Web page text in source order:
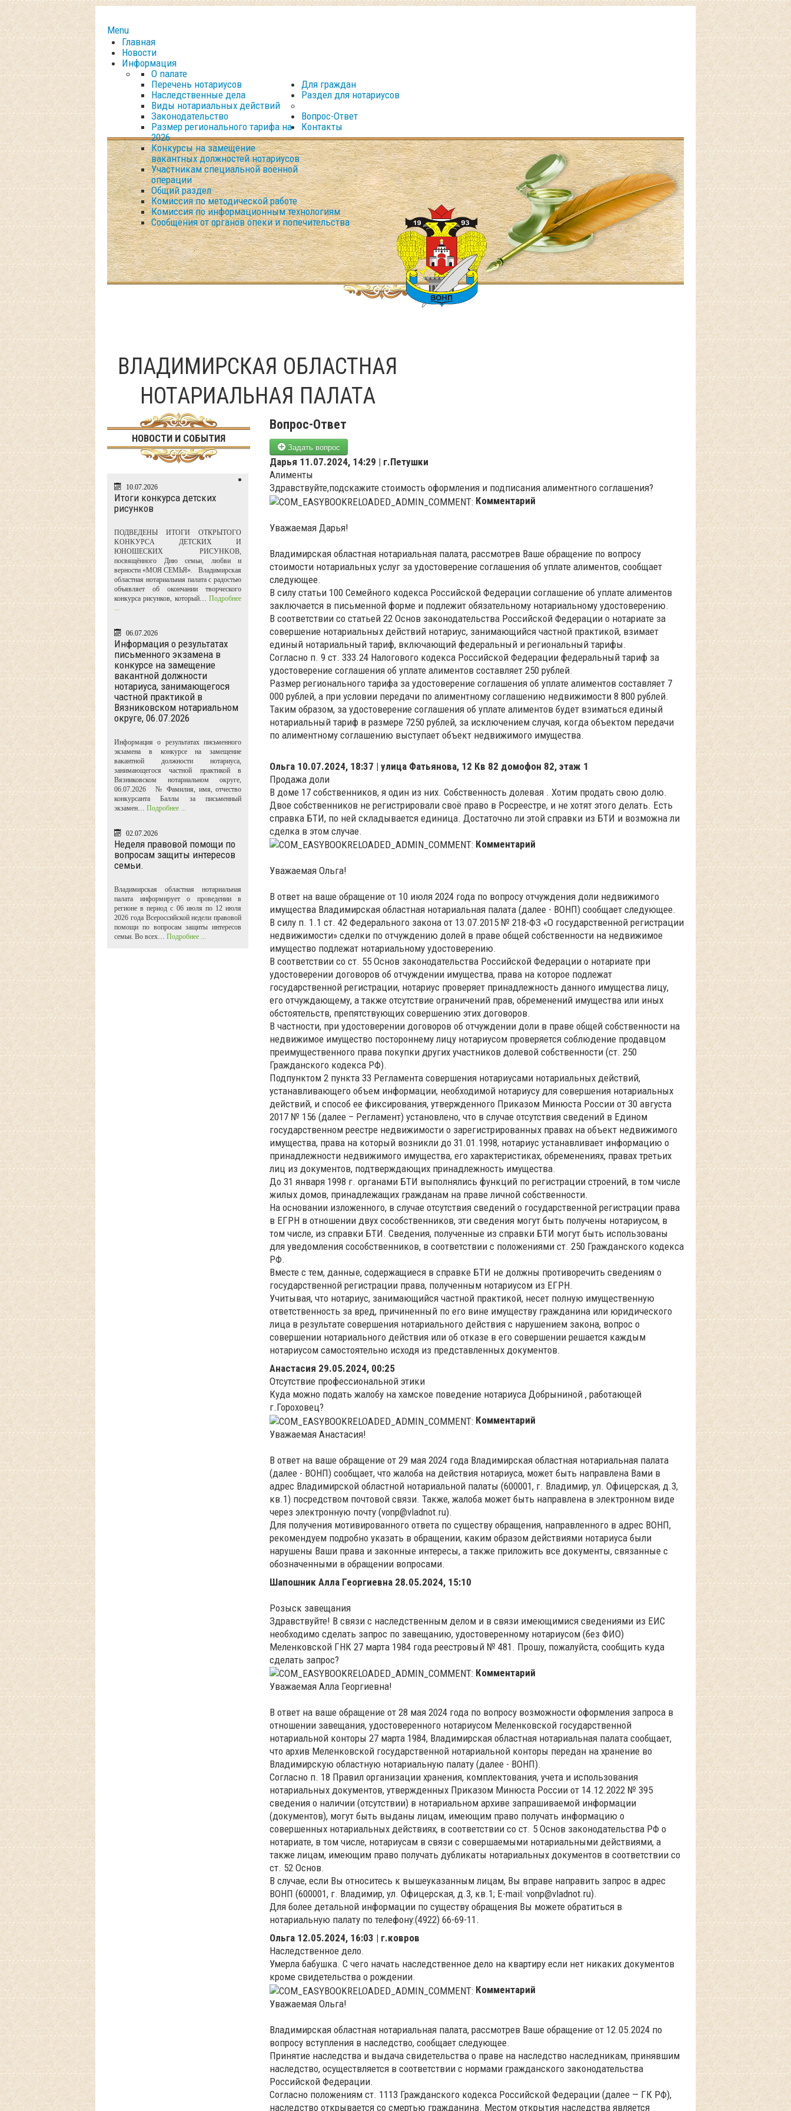
Menu
Главная
Новости
Информация
О палате
Перечень нотариусов
Наследственные дела
Виды нотариальных действий
Законодательство
Размер регионального тарифа на
2026
Конкурсы на замещение
вакантных должностей нотариусов
Участникам специальной военной
операции
Для граждан
Раздел для нотариусов
Общий раздел
Комиссия по методической работе
Комиссия по информационным технологиям
Сообщения от органов опеки и попечительства
Вопрос-Ответ
Контакты
ВЛАДИМИРСКАЯ ОБЛАСТНАЯ
НОТАРИАЛЬНАЯ ПАЛАТА
НОВОСТИ И СОБЫТИЯ
10.07.2026
Итоги конкурса детских
рисунков
ПОДВЕДЕНЫ ИТОГИ ОТКРЫТОГО
KOHKУPCA ДЕТСКИХ И
ЮНОШЕСКИХ PИCУHKOB,
посвящённого Дню семьи, любви и
верности «МОЯ СЕМЬЯ». Владимирская
областная нотариальная палата с радостью
объявляет об окончании творческого
конкурса рисунков, который… Подробнее
...
06.07.2026
Информация о результатах
письменного экзамена в
конкурсе на замещение
вакантной должности
нотариуса, занимающегося
частной практикой в
Вязниковском нотариальном
округе, 06.07.2026
Информация о результатах письменного
экзамена в конкурсе на замещение
вакантной должности нотариуса,
занимающегося частной практикой в
Вязниковском нотариальном округе,
06.07.2026 № Фамилия, имя, отчество
конкурсанта Баллы за письменный
экзамен… Подробнее ...
02.07.2026
Неделя правовой помощи по
вопросам защиты интересов
семьи.
Владимирская областная нотариальная
палата информирует о проведении в
регионе в период с 06 июля по 12 июля
2026 года Всероссийской недели правовой
помощи по вопросам защиты интересов
семьи. Во всех… Подробнее ...
Вопрос-Ответ
Задать вопрос
Дарья 11.07.2024, 14:29 | г.Петушки
Алименты
Здравствуйте,подскажите стоимость оформления и подписания алиментного соглашения?
Комментарий
Уважаемая Дарья!
Владимирская областная нотариальная палата, рассмотрев Ваше обращение по вопросу
стоимости нотариальных услуг за удостоверение соглашения об уплате алиментов, сообщает
следующее.
В силу статьи 100 Семейного кодекса Российской Федерации соглашение об уплате алиментов
заключается в письменной форме и подлежит обязательному нотариальному удостоверению.
В соответствии со статьей 22 Основ законодательства Российской Федерации о нотариате за
совершение нотариальных действий нотариус, занимающийся частной практикой, взимает
единый нотариальный тариф, включающий федеральный и региональный тарифы.
Согласно п. 9 ст. 333.24 Налогового кодекса Российской Федерации федеральный тариф за
удостоверение соглашения об уплате алиментов составляет 250 рублей.
Размер регионального тарифа за удостоверение соглашения об уплате алиментов составляет 7
000 рублей, а при условии передачи по алиментному соглашению недвижимости 8 800 рублей.
Таким образом, за удостоверение соглашения об уплате алиментов будет взиматься единый
нотариальный тариф в размере 7250 рублей, за исключением случая, когда объектом передачи
по алиментному соглашению выступает объект недвижимого имущества.
Ольга 10.07.2024, 18:37 | улица Фатьянова, 12 Кв 82 домофон 82, этаж 1
Продажа доли
В доме 17 собственников, я один из них. Собственность долевая . Хотим продать свою долю.
Двое собственников не регистрировали своё право в Росреестре, и не хотят этого делать. Есть
справка БТИ, по ней складывается единица. Достаточно ли этой справки из БТИ и возможна ли
сделка в этом случае.
Комментарий
Уважаемая Ольга!
В ответ на ваше обращение от 10 июля 2024 года по вопросу отчуждения доли недвижимого
имущества Владимирская областная нотариальная палата (далее - ВОНП) сообщает следующее.
В силу п. 1.1 ст. 42 Федерального закона от 13.07.2015 № 218-ФЗ «О государственной регистрации
недвижимости» сделки по отчуждению долей в праве общей собственности на недвижимое
имущество подлежат нотариальному удостоверению.
В соответствии со ст. 55 Основ законодательства Российской Федерации о нотариате при
удостоверении договоров об отчуждении имущества, права на которое подлежат
государственной регистрации, нотариус проверяет принадлежность данного имущества лицу,
его отчуждающему, а также отсутствие ограничений прав, обременений имущества или иных
обстоятельств, препятствующих совершению этих договоров.
В частности, при удостоверении договоров об отчуждении доли в праве общей собственности на
недвижимое имущество постороннему лицу нотариусом проверяется соблюдение продавцом
преимущественного права покупки других участников долевой собственности (cт. 250
Гражданского кодекса РФ).
Подпунктом 2 пункта 33 Регламента совершения нотариусами нотариальных действий,
устанавливающего объем информации, необходимой нотариусу для совершения нотариальных
действий, и способ ее фиксирования, утвержденного Приказом Минюста России от 30 августа
2017 № 156 (далее – Регламент) установлено, что в случае отсутствия сведений в Едином
государственном реестре недвижимости о зарегистрированных правах на объект недвижимого
имущества, права на который возникли до 31.01.1998, нотариус устанавливает информацию о
принадлежности недвижимого имущества, его характеристиках, обременениях, правах третьих
лиц из документов, подтверждающих принадлежность имущества.
До 31 января 1998 г. органами БТИ выполнялись функций по регистрации строений, в том числе
жилых домов, принадлежащих гражданам на праве личной собственности.
На основании изложенного, в случае отсутствия сведений о государственной регистрации права
в ЕГРН в отношении двух сособственников, эти сведения могут быть получены нотариусом, в
том числе, из справки БТИ. Сведения, полученные из справки БТИ могут быть использованы
для уведомления сособственников, в соответствии с положениями ст. 250 Гражданского кодекса
РФ.
Вместе с тем, данные, содержащиеся в справке БТИ не должны противоречить сведениям о
государственной регистрации права, полученным нотариусом из ЕГРН.
Учитывая, что нотариус, занимающийся частной практикой, несет полную имущественную
ответственность за вред, причиненный по его вине имуществу гражданина или юридического
лица в результате совершения нотариального действия с нарушением закона, вопрос о
совершении нотариального действия или об отказе в его совершении решается каждым
нотариусом самостоятельно исходя из представленных документов.
Анастасия 29.05.2024, 00:25
Отсутствие профессиональной этики
Куда можно подать жалобу на хамское поведение нотариуса Добрыниной , работающей
г.Гороховец?
Комментарий
Уважаемая Анастасия!
В ответ на ваше обращение от 29 мая 2024 года Владимирская областная нотариальная палата
(далее - ВОНП) сообщает, что жалоба на действия нотариуса, может быть направлена Вами в
адрес Владимирской областной нотариальной палаты (600001, г. Владимир, ул. Офицерская, д.3,
кв.1) посредством почтовой связи. Также, жалоба может быть направлена в электронном виде
через электронную почту (vonp@vladnot.ru).
Для получения мотивированного ответа по существу обращения, направленного в адрес ВОНП,
рекомендуем подробно указать в обращении, каким образом действиями нотариуса были
нарушены Ваши права и законные интересы, а также приложить все документы, связанные с
обозначенными в обращении вопросами.
Шапошник Алла Георгиевна 28.05.2024, 15:10
Розыск завещания
Здравствуйте! В связи с наследственным делом и в связи имеющимися сведениями из ЕИС
необходимо сделать запрос по завещанию, удостоверенному нотариусом (без ФИО)
Меленковской ГНК 27 марта 1984 года реестровый № 481. Прошу, пожалуйста, сообщить куда
сделать запрос?
Комментарий
Уважаемая Алла Георгиевна!
В ответ на ваше обращение от 28 мая 2024 года по вопросу возможности оформления запроса в
отношении завещания, удостоверенного нотариусом Меленковской государственной
нотариальной конторы 27 марта 1984, Владимирская областная нотариальная палата сообщает,
что архив Меленковской государственной нотариальной конторы передан на хранение во
Владимирскую областную нотариальную палату (далее - ВОНП).
Согласно п. 18 Правил организации хранения, комплектования, учета и использования
нотариальных документов, утвержденных Приказом Минюста России от 14.12.2022 № 395
сведения о наличии (отсутствии) в нотариальном архиве запрашиваемой информации
(документов), могут быть выданы лицам, имеющим право получать информацию о
совершенных нотариальных действиях, в соответствии со ст. 5 Основ законодательства РФ о
нотариате, в том числе, нотариусам в связи с совершаемыми нотариальными действиями, а
также лицам, имеющим право получать дубликаты нотариальных документов в соответствии со
ст. 52 Основ.
В случае, если Вы относитесь к вышеуказанным лицам, Вы вправе направить запрос в адрес
ВОНП (600001, г. Владимир, ул. Офицерская, д.3, кв.1; E-mail: vonp@vladnot.ru).
Для более детальной информации по существу обращения Вы можете обратиться в
нотариальную палату по телефону:(4922) 66-69-11.
Ольга 12.05.2024, 16:03 | г.ковров
Наследственное дело.
Умерла бабушка. С чего начать наследственное дело на квартиру если нет никаких документов
кроме свидетельства о рождении.
Комментарий
Уважаемая Ольга!
Владимирская областная нотариальная палата, рассмотрев Ваше обращение от 12.05.2024 по
вопросу вступления в наследство, сообщает следующее.
Принятие наследства и выдача свидетельства о праве на наследство наследникам, принявшим
наследство, осуществляется в соответствии с нормами гражданского законодательства
Российской Федерации.
Согласно положениям ст. 1113 Гражданского кодекса Российской Федерации (далее — ГК РФ),
наследство открывается со смертью гражданина. Местом открытия наследства является